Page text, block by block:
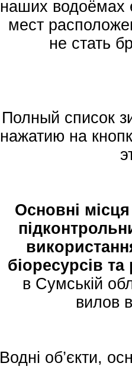
наших водоёмах
мест
не стать
Полный список
нажатию на
Основні
біоресурсів
в Сумській
вилов
Водні об’єкти,